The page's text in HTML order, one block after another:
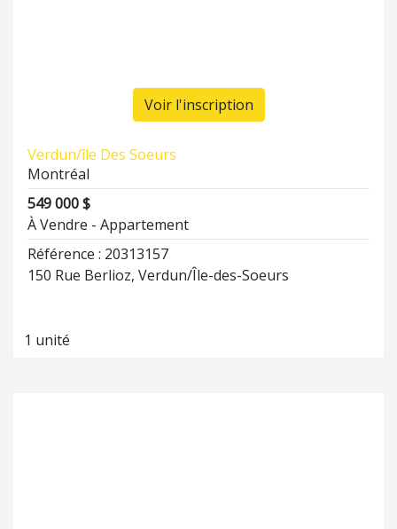
Voir l'inscription
Verdun/île Des Soeurs
Montréal
549 000 $
À Vendre - Appartement
Référence : 20313157
150 Rue Berlioz, Verdun/Île-des-Soeurs
1 unité